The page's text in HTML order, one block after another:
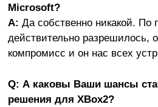
Microsoft?
A: Да собственно никакой. По
действительно разрешилось,
компромисс и он нас всех
Q: А каковы Ваши шансы
решения для XBox2?